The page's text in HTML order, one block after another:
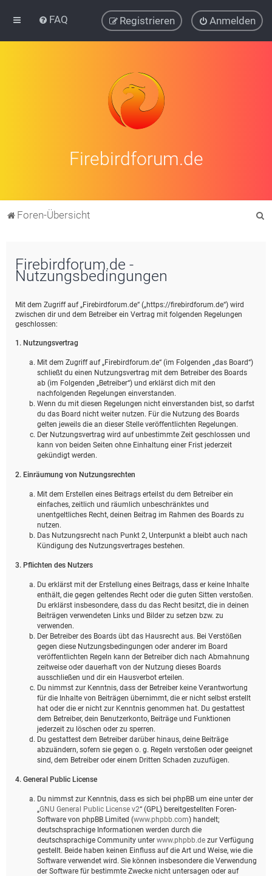
FAQ Anmelden
Registrieren
Firebirdforum.de
Foren-Übersicht
Firebirdforum.de -
Nutzungsbedingungen
Mit dem Zugriff auf „Firebirdforum.de“ („https://firebirdforum.de“) wird
zwischen dir und dem Betreiber ein Vertrag mit folgenden Regelungen
geschlossen:
1. Nutzungsvertrag
Mit dem Zugriff auf „Firebirdforum.de“ (im Folgenden „das Board“)
schließt du einen Nutzungsvertrag mit dem Betreiber des Boards
ab (im Folgenden „Betreiber“) und erklärst dich mit den
nachfolgenden Regelungen einverstanden.
Wenn du mit diesen Regelungen nicht einverstanden bist, so darfst
du das Board nicht weiter nutzen. Für die Nutzung des Boards
gelten jeweils die an dieser Stelle veröffentlichten Regelungen.
Der Nutzungsvertrag wird auf unbestimmte Zeit geschlossen und
kann von beiden Seiten ohne Einhaltung einer Frist jederzeit
gekündigt werden.
2. Einräumung von Nutzungsrechten
Mit dem Erstellen eines Beitrags erteilst du dem Betreiber ein
einfaches, zeitlich und räumlich unbeschränktes und
unentgeltliches Recht, deinen Beitrag im Rahmen des Boards zu
nutzen.
Das Nutzungsrecht nach Punkt 2, Unterpunkt a bleibt auch nach
Kündigung des Nutzungsvertrages bestehen.
3. Pflichten des Nutzers
Du erklärst mit der Erstellung eines Beitrags, dass er keine Inhalte
enthält, die gegen geltendes Recht oder die guten Sitten verstoßen.
Du erklärst insbesondere, dass du das Recht besitzt, die in deinen
Beiträgen verwendeten Links und Bilder zu setzen bzw. zu
verwenden.
Der Betreiber des Boards übt das Hausrecht aus. Bei Verstößen
gegen diese Nutzungsbedingungen oder anderer im Board
veröffentlichten Regeln kann der Betreiber dich nach Abmahnung
zeitweise oder dauerhaft von der Nutzung dieses Boards
ausschließen und dir ein Hausverbot erteilen.
Du nimmst zur Kenntnis, dass der Betreiber keine Verantwortung
für die Inhalte von Beiträgen übernimmt, die er nicht selbst erstellt
hat oder die er nicht zur Kenntnis genommen hat. Du gestattest
dem Betreiber, dein Benutzerkonto, Beiträge und Funktionen
jederzeit zu löschen oder zu sperren.
Du gestattest dem Betreiber darüber hinaus, deine Beiträge
abzuändern, sofern sie gegen o. g. Regeln verstoßen oder geeignet
sind, dem Betreiber oder einem Dritten Schaden zuzufügen.
4. General Public License
Du nimmst zur Kenntnis, dass es sich bei phpBB um eine unter der
„GNU General Public License v2“ (GPL) bereitgestellten Foren-
Software von phpBB Limited (www.phpbb.com) handelt;
deutschsprachige Informationen werden durch die
deutschsprachige Community unter www.phpbb.de zur Verfügung
gestellt. Beide haben keinen Einfluss auf die Art und Weise, wie die
Software verwendet wird. Sie können insbesondere die Verwendung
der Software für bestimmte Zwecke nicht untersagen oder auf